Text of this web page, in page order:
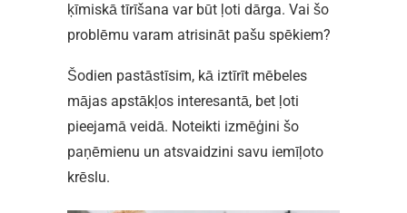
ķīmiskā tīrīšana var būt ļoti dārga. Vai šo
problēmu varam atrisināt pašu spēkiem?
Šodien pastāstīsim, kā iztīrīt mēbeles
mājas apstākļos interesantā, bet ļoti
pieejamā veidā. Noteikti izmēģini šo
paņēmienu un atsvaidzini savu iemīļoto
krēslu.